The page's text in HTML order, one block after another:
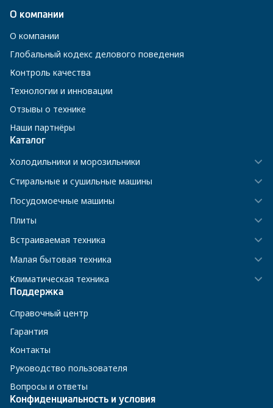
О компании
О компании
Глобальный кодекс делового поведения
Контроль качества
Технологии и инновации
Отзывы о технике
Наши партнёры
Каталог
Холодильники и морозильники
Стиральные и сушильные машины
Посудомоечные машины
Плиты
Встраиваемая техника
Малая бытовая техника
Климатическая техника
Поддержка
Справочный центр
Гарантия
Контакты
Руководство пользователя
Вопросы и ответы
Конфиденциальность и условия